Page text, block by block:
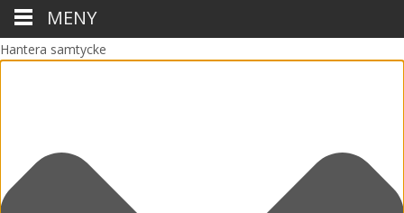
Hantera samtycke
MENY